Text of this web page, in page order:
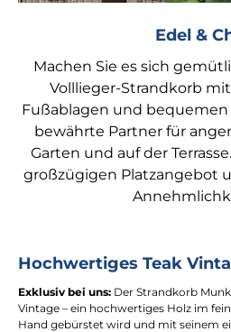
Edel &
Machen Sie es sich
Volllieger-Strandkorb
Fußablagen und
bewährte Partner für
Garten und auf der
großzügigen Platzangebot
Hochwertiges Teak
Exklusiv bei uns: Der Strandkorb
Vintage – ein hochwertiges Holz im
Hand gebürstet wird und mit seinem